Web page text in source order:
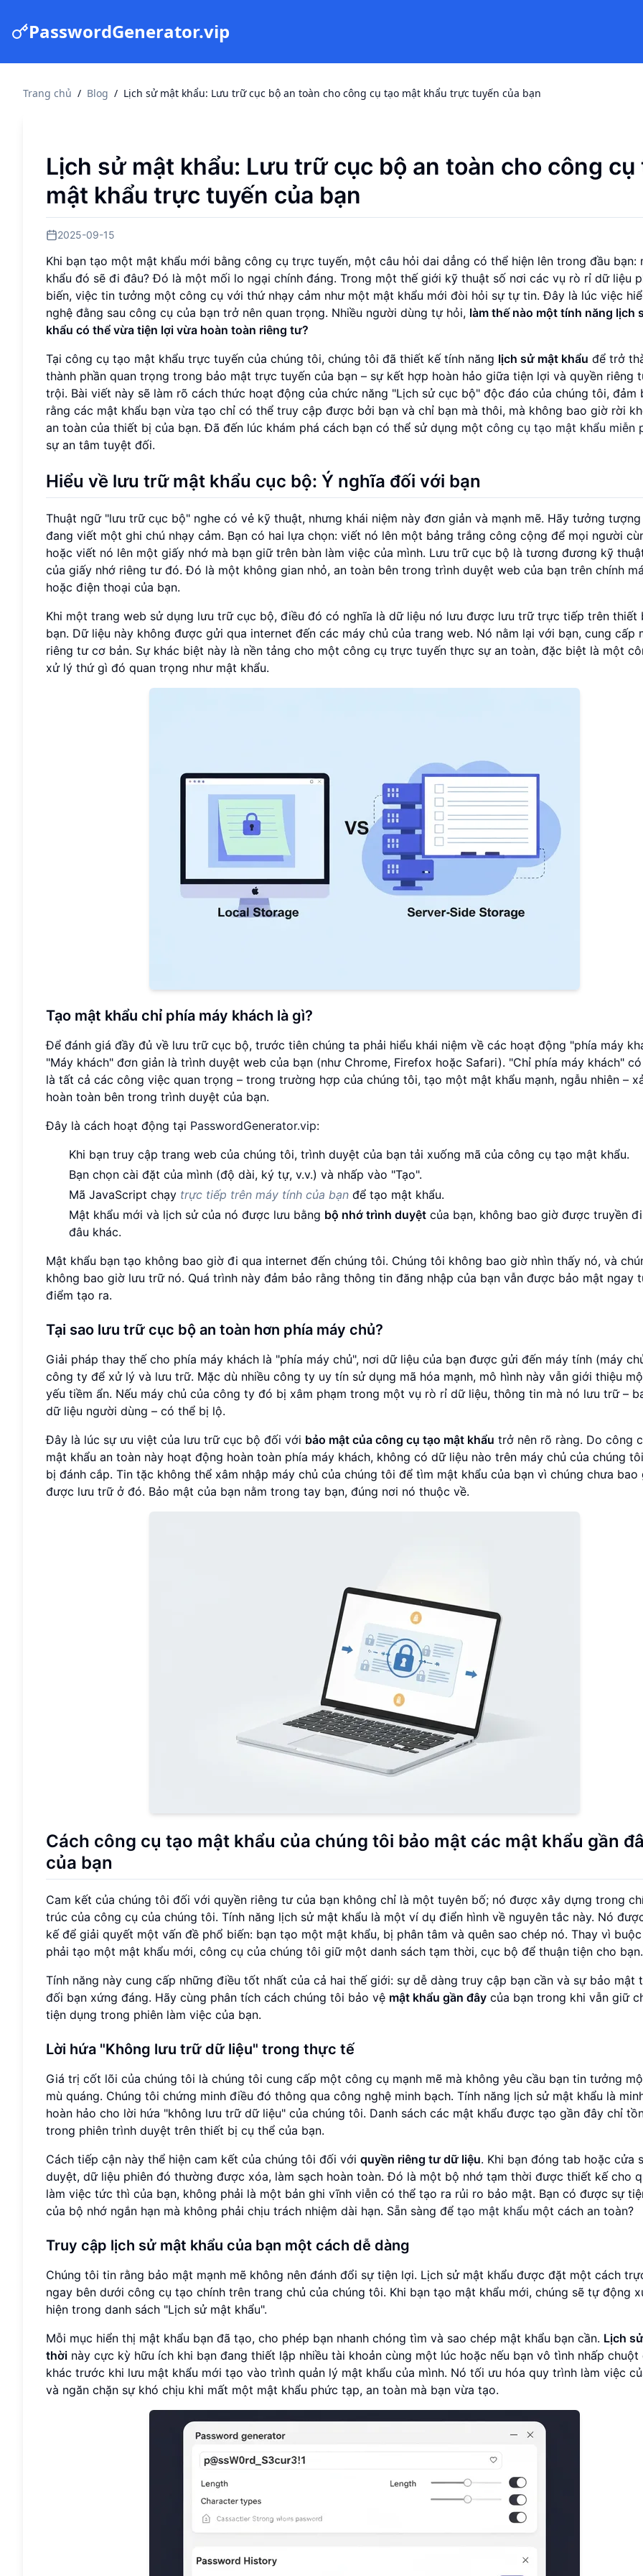
PasswordGenerator.vip
Trang chủ / Blog / Lịch sử mật khẩu: Lưu trữ cục bộ an toàn cho công cụ tạo mật khẩu trực tuyến của bạn
Lịch sử mật khẩu: Lưu trữ cục bộ an toàn cho công cụ
mật khẩu trực tuyến của bạn
2025-09-15
Khi bạn tạo một mật khẩu mới bằng công cụ trực tuyến, một câu hỏi dai dẳng có thể hiện lên trong đầu bạn:
khẩu đó sẽ đi đâu? Đó là một mối lo ngại chính đáng. Trong một thế giới kỹ thuật số nơi các vụ rò rỉ dữ liệu
biến, việc tin tưởng một công cụ với thứ nhạy cảm như một mật khẩu mới đòi hỏi sự tự tin. Đây là lúc việc
nghệ đằng sau công cụ của bạn trở nên quan trọng. Nhiều người dùng tự hỏi, làm thế nào một tính năng lịch
khẩu có thể vừa tiện lợi vừa hoàn toàn riêng tư?
Tại công cụ tạo mật khẩu trực tuyến của chúng tôi, chúng tôi đã thiết kế tính năng lịch sử mật khẩu để trở
thành phần quan trọng trong bảo mật trực tuyến của bạn – sự kết hợp hoàn hảo giữa tiện lợi và quyền riêng
trội. Bài viết này sẽ làm rõ cách thức hoạt động của chức năng "Lịch sử cục bộ" độc đáo của chúng tôi, đảm
rằng các mật khẩu bạn vừa tạo chỉ có thể truy cập được bởi bạn và chỉ bạn mà thôi, mà không bao giờ rời
an toàn của thiết bị của bạn. Đã đến lúc khám phá cách bạn có thể sử dụng một công cụ tạo mật khẩu miễn
sự an tâm tuyệt đối.
Hiểu về lưu trữ mật khẩu cục bộ: Ý nghĩa đối với bạn
Thuật ngữ "lưu trữ cục bộ" nghe có vẻ kỹ thuật, nhưng khái niệm này đơn giản và mạnh mẽ. Hãy tưởng
đang viết một ghi chú nhạy cảm. Bạn có hai lựa chọn: viết nó lên một bảng trắng công cộng để mọi người
hoặc viết nó lên một giấy nhớ mà bạn giữ trên bàn làm việc của mình. Lưu trữ cục bộ là tương đương kỹ
của giấy nhớ riêng tư đó. Đó là một không gian nhỏ, an toàn bên trong trình duyệt web của bạn trên chính
hoặc điện thoại của bạn.
Khi một trang web sử dụng lưu trữ cục bộ, điều đó có nghĩa là dữ liệu nó lưu được lưu trữ trực tiếp trên thiết
bạn. Dữ liệu này không được gửi qua internet đến các máy chủ của trang web. Nó nằm lại với bạn, cung cấp
riêng tư cơ bản. Sự khác biệt này là nền tảng cho một công cụ trực tuyến thực sự an toàn, đặc biệt là một
xử lý thứ gì đó quan trọng như mật khẩu.
Tạo mật khẩu chỉ phía máy khách là gì?
Để đánh giá đầy đủ về lưu trữ cục bộ, trước tiên chúng ta phải hiểu khái niệm về các hoạt động "phía máy
"Máy khách" đơn giản là trình duyệt web của bạn (như Chrome, Firefox hoặc Safari). "Chỉ phía máy khách"
là tất cả các công việc quan trọng – trong trường hợp của chúng tôi, tạo một mật khẩu mạnh, ngẫu nhiên –
hoàn toàn bên trong trình duyệt của bạn.
Đây là cách hoạt động tại PasswordGenerator.vip:
Khi bạn truy cập trang web của chúng tôi, trình duyệt của bạn tải xuống mã của công cụ tạo mật khẩu.
Bạn chọn cài đặt của mình (độ dài, ký tự, v.v.) và nhấp vào "Tạo".
Mã JavaScript chạy trực tiếp trên máy tính của bạn để tạo mật khẩu.
Mật khẩu mới và lịch sử của nó được lưu bằng bộ nhớ trình duyệt của bạn, không bao giờ được truyền
đâu khác.
Mật khẩu bạn tạo không bao giờ đi qua internet đến chúng tôi. Chúng tôi không bao giờ nhìn thấy nó, và
không bao giờ lưu trữ nó. Quá trình này đảm bảo rằng thông tin đăng nhập của bạn vẫn được bảo mật ngay
điểm tạo ra.
Tại sao lưu trữ cục bộ an toàn hơn phía máy chủ?
Giải pháp thay thế cho phía máy khách là "phía máy chủ", nơi dữ liệu của bạn được gửi đến máy tính (máy
công ty để xử lý và lưu trữ. Mặc dù nhiều công ty uy tín sử dụng mã hóa mạnh, mô hình này vẫn giới thiệu
yếu tiềm ẩn. Nếu máy chủ của công ty đó bị xâm phạm trong một vụ rò rỉ dữ liệu, thông tin mà nó lưu trữ –
dữ liệu người dùng – có thể bị lộ.
Đây là lúc sự ưu việt của lưu trữ cục bộ đối với bảo mật của công cụ tạo mật khẩu trở nên rõ ràng. Do công
mật khẩu an toàn này hoạt động hoàn toàn phía máy khách, không có dữ liệu nào trên máy chủ của chúng
bị đánh cắp. Tin tặc không thể xâm nhập máy chủ của chúng tôi để tìm mật khẩu của bạn vì chúng chưa bao
được lưu trữ ở đó. Bảo mật của bạn nằm trong tay bạn, đúng nơi nó thuộc về.
Cách công cụ tạo mật khẩu của chúng tôi bảo mật các mật khẩu gần
của bạn
Cam kết của chúng tôi đối với quyền riêng tư của bạn không chỉ là một tuyên bố; nó được xây dựng trong
trúc của công cụ của chúng tôi. Tính năng lịch sử mật khẩu là một ví dụ điển hình về nguyên tắc này. Nó
kế để giải quyết một vấn đề phổ biến: bạn tạo một mật khẩu, bị phân tâm và quên sao chép nó. Thay vì
phải tạo một mật khẩu mới, công cụ của chúng tôi giữ một danh sách tạm thời, cục bộ để thuận tiện cho bạn.
Tính năng này cung cấp những điều tốt nhất của cả hai thế giới: sự dễ dàng truy cập bạn cần và sự bảo mật
đối bạn xứng đáng. Hãy cùng phân tích cách chúng tôi bảo vệ mật khẩu gần đây của bạn trong khi vẫn giữ
tiện dụng trong phiên làm việc của bạn.
Lời hứa "Không lưu trữ dữ liệu" trong thực tế
Giá trị cốt lõi của chúng tôi là chúng tôi cung cấp một công cụ mạnh mẽ mà không yêu cầu bạn tin tưởng
mù quáng. Chúng tôi chứng minh điều đó thông qua công nghệ minh bạch. Tính năng lịch sử mật khẩu là
hoàn hảo cho lời hứa "không lưu trữ dữ liệu" của chúng tôi. Danh sách các mật khẩu được tạo gần đây chỉ
trong phiên trình duyệt trên thiết bị cụ thể của bạn.
Cách tiếp cận này thể hiện cam kết của chúng tôi đối với quyền riêng tư dữ liệu. Khi bạn đóng tab hoặc cửa
duyệt, dữ liệu phiên đó thường được xóa, làm sạch hoàn toàn. Đó là một bộ nhớ tạm thời được thiết kế cho
làm việc tức thì của bạn, không phải là một bản ghi vĩnh viễn có thể tạo ra rủi ro bảo mật. Bạn có được sự
của bộ nhớ ngắn hạn mà không phải chịu trách nhiệm dài hạn. Sẵn sàng để tạo mật khẩu một cách an toàn?
Truy cập lịch sử mật khẩu của bạn một cách dễ dàng
Chúng tôi tin rằng bảo mật mạnh mẽ không nên đánh đổi sự tiện lợi. Lịch sử mật khẩu được đặt một cách
ngay bên dưới công cụ tạo chính trên trang chủ của chúng tôi. Khi bạn tạo mật khẩu mới, chúng sẽ tự động
hiện trong danh sách "Lịch sử mật khẩu".
Mỗi mục hiển thị mật khẩu bạn đã tạo, cho phép bạn nhanh chóng tìm và sao chép mật khẩu bạn cần. Lịch
thời này cực kỳ hữu ích khi bạn đang thiết lập nhiều tài khoản cùng một lúc hoặc nếu bạn vô tình nhấp chuột
khác trước khi lưu mật khẩu mới tạo vào trình quản lý mật khẩu của mình. Nó tối ưu hóa quy trình làm việc
và ngăn chặn sự khó chịu khi mất một mật khẩu phức tạp, an toàn mà bạn vừa tạo.